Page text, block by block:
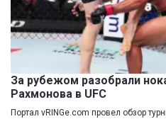
За рубежом разобрали
Рахмонова в UFC
Портал vRINGe.com провел обзор